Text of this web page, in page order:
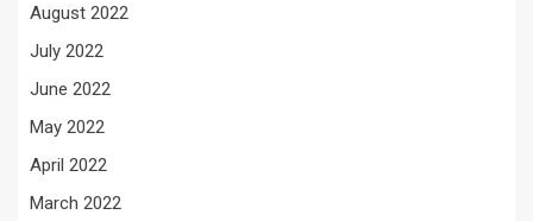
August 2022
July 2022
June 2022
May 2022
April 2022
March 2022